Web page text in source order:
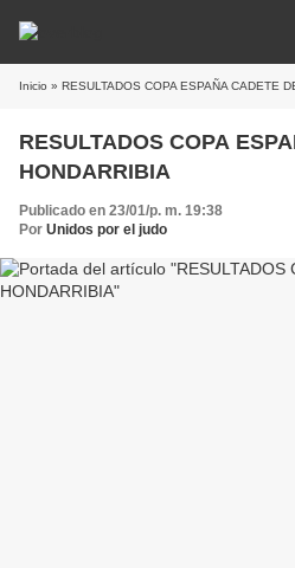
Inicio » RESULTADOS COPA ESPAÑA CADETE
RESULTADOS COPA
HONDARRIBIA
Publicado en 23/01/p. m. 19:38
Por Unidos por el judo